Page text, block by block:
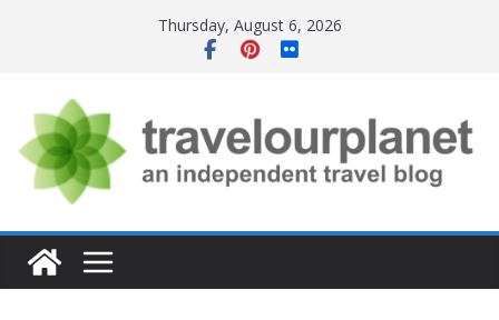
Thursday, August 6, 2026